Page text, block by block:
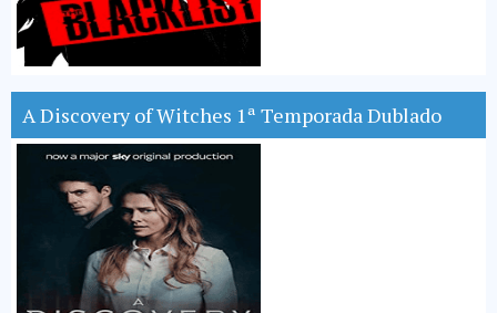
A Discovery of Witches 1ª Temporada Dublado